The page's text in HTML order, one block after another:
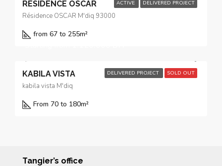
ACTIVE DELIVERED PROJECT
RÉSIDENCE OSCAR
Résidence OSCAR M'diq 93000
from 67 to 255m²
DELIVERED PROJECT SOLD OUT
KABILA VISTA
kabila vista M'diq
From 70 to 180m²
Tangier’s office